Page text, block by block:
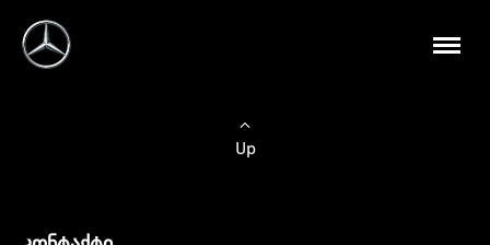
Up